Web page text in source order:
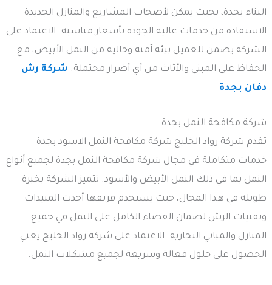
البناء بجدة، بحيث يمكن لأصحاب المشاريع والمنازل الجديدة
الاستفادة من خدمات عالية الجودة بأسعار مناسبة. الاعتماد على
الشركة يضمن للعميل بيئة آمنة وخالية من النمل الأبيض، مع
الحفاظ على المبنى والأثاث من أي أضرار محتملة. شركة رش
دفان بجدة
شركة مكافحة النمل بجدة
تقدم شركة رواد الخليج شركة مكافحة النمل الاسود بجدة
خدمات متكاملة في مجال شركة مكافحة النمل بجدة لجميع أنواع
النمل بما في ذلك النمل الأبيض والأسود. تتميز الشركة بخبرة
طويلة في هذا المجال، حيث يستخدم فريقها أحدث المبيدات
وتقنيات الرش لضمان القضاء الكامل على النمل في جميع
المنازل والمباني التجارية. الاعتماد على شركة رواد الخليج يعني
الحصول على حلول فعالة وسريعة لجميع مشكلات النمل.